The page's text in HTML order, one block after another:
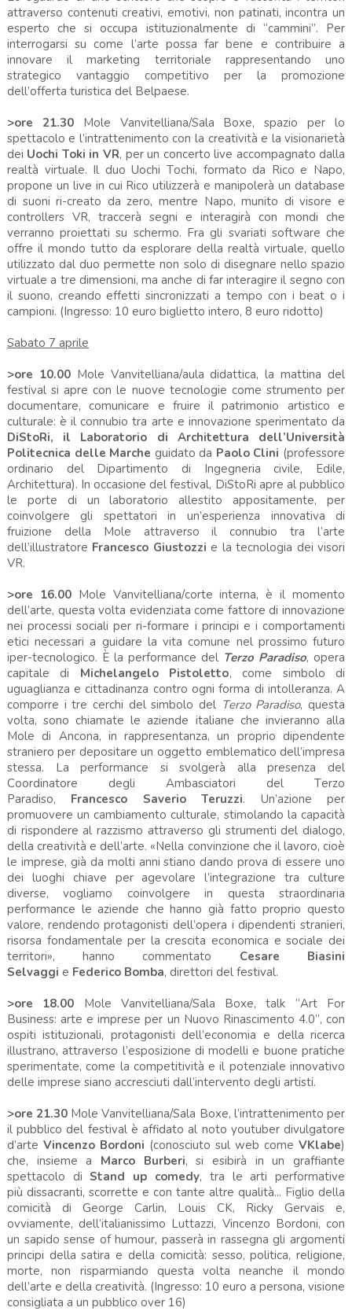
attraverso contenuti creativi, emotivi, non patinati, incontra un
esperto che si occupa istituzionalmente di “cammini”. Per
interrogarsi su come l’arte possa far bene e contribuire a
innovare il marketing territoriale rappresentando uno
strategico vantaggio competitivo per la promozione
dell’offerta turistica del Belpaese.
>ore 21.30 Mole Vanvitelliana/Sala Boxe, spazio per lo
spettacolo e l’intrattenimento con la creatività e la visionarietà
dei Uochi Toki in VR, per un concerto live accompagnato dalla
realtà virtuale. Il duo Uochi Tochi, formato da Rico e Napo,
propone un live in cui Rico utilizzerà e manipolerà un database
di suoni ri-creato da zero, mentre Napo, munito di visore e
controllers VR, traccerà segni e interagirà con mondi che
verranno proiettati su schermo. Fra gli svariati software che
offre il mondo tutto da esplorare della realtà virtuale, quello
utilizzato dal duo permette non solo di disegnare nello spazio
virtuale a tre dimensioni, ma anche di far interagire il segno con
il suono, creando effetti sincronizzati a tempo con i beat o i
campioni. (Ingresso: 10 euro biglietto intero, 8 euro ridotto)
Sabato 7 aprile
>ore 10.00 Mole Vanvitelliana/aula didattica, la mattina del
festival si apre con le nuove tecnologie come strumento per
documentare, comunicare e fruire il patrimonio artistico e
culturale: è il connubio tra arte e innovazione sperimentato da
DiStoRi, il Laboratorio di Architettura dell’Università
Politecnica delle Marche guidato da Paolo Clini (professore
ordinario del Dipartimento di Ingegneria civile, Edile,
Architettura). In occasione del festival, DiStoRi apre al pubblico
le porte di un laboratorio allestito appositamente, per
coinvolgere gli spettatori in un’esperienza innovativa di
fruizione della Mole attraverso il connubio tra l’arte
dell’illustratore Francesco Giustozzi e la tecnologia dei visori
VR.
>ore 16.00 Mole Vanvitelliana/corte interna, è il momento
dell’arte, questa volta evidenziata come fattore di innovazione
nei processi sociali per ri-formare i principi e i comportamenti
etici necessari a guidare la vita comune nel prossimo futuro
iper-tecnologico. È la performance del Terzo Paradiso, opera
capitale di Michelangelo Pistoletto, come simbolo di
uguaglianza e cittadinanza contro ogni forma di intolleranza. A
comporre i tre cerchi del simbolo del Terzo Paradiso, questa
volta, sono chiamate le aziende italiane che invieranno alla
Mole di Ancona, in rappresentanza, un proprio dipendente
straniero per depositare un oggetto emblematico dell’impresa
stessa. La performance si svolgerà alla presenza del
Coordinatore degli Ambasciatori del Terzo
Paradiso, Francesco Saverio Teruzzi. Un’azione per
promuovere un cambiamento culturale, stimolando la capacità
di rispondere al razzismo attraverso gli strumenti del dialogo,
della creatività e dell’arte. «Nella convinzione che il lavoro, cioè
le imprese, già da molti anni stiano dando prova di essere uno
dei luoghi chiave per agevolare l’integrazione tra culture
diverse, vogliamo coinvolgere in questa straordinaria
performance le aziende che hanno già fatto proprio questo
valore, rendendo protagonisti dell’opera i dipendenti stranieri,
risorsa fondamentale per la crescita economica e sociale dei
territori», hanno commentato Cesare Biasini
Selvaggi e Federico Bomba, direttori del festival.
>ore 18.00 Mole Vanvitelliana/Sala Boxe, talk “Art For
Business: arte e imprese per un Nuovo Rinascimento 4.0”, con
ospiti istituzionali, protagonisti dell’economia e della ricerca
illustrano, attraverso l’esposizione di modelli e buone pratiche
sperimentate, come la competitività e il potenziale innovativo
delle imprese siano accresciuti dall’intervento degli artisti.
>ore 21.30 Mole Vanvitelliana/Sala Boxe, l’intrattenimento per
il pubblico del festival è affidato al noto youtuber divulgatore
d’arte Vincenzo Bordoni (conosciuto sul web comeVKlabe)
che, insieme a Marco Burberi, si esibirà in un graffiante
spettacolo di Stand up comedy, tra le arti performative
più dissacranti, scorrette e con tante altre qualità... Figlio della
comicità di George Carlin, Louis CK, Ricky Gervais e,
ovviamente, dell’italianissimo Luttazzi, Vincenzo Bordoni, con
un sapido sense of humour, passerà in rassegna gli argomenti
principi della satira e della comicità: sesso, politica, religione,
morte, non risparmiando questa volta neanche il mondo
dell’arte e della creatività. (Ingresso: 10 euro a persona, visione
consigliata a un pubblico over 16)